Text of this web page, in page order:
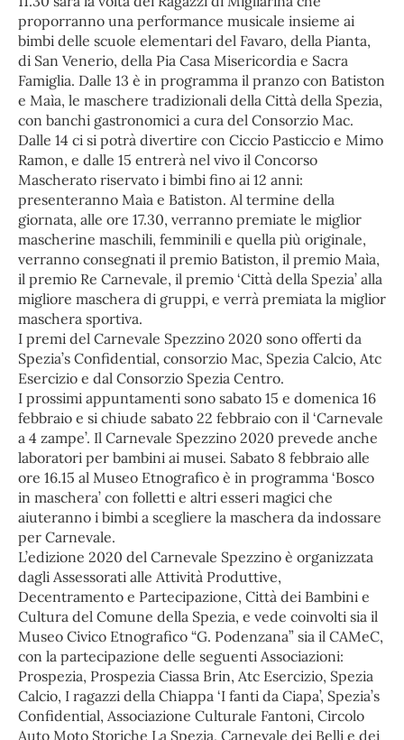
proporranno una performance musicale insieme ai
bimbi delle scuole elementari del Favaro, della Pianta,
di San Venerio, della Pia Casa Misericordia e Sacra
Famiglia. Dalle 13 è in programma il pranzo con Batiston
e Maìa, le maschere tradizionali della Città della Spezia,
con banchi gastronomici a cura del Consorzio Mac.
Dalle 14 ci si potrà divertire con Ciccio Pasticcio e Mimo
Ramon, e dalle 15 entrerà nel vivo il Concorso
Mascherato riservato i bimbi fino ai 12 anni:
presenteranno Maìa e Batiston. Al termine della
giornata, alle ore 17.30, verranno premiate le miglior
mascherine maschili, femminili e quella più originale,
verranno consegnati il premio Batiston, il premio Maìa,
il premio Re Carnevale, il premio ‘Città della Spezia’ alla
migliore maschera di gruppi, e verrà premiata la miglior
maschera sportiva.
I premi del Carnevale Spezzino 2020 sono offerti da
Spezia’s Confidential, consorzio Mac, Spezia Calcio, Atc
Esercizio e dal Consorzio Spezia Centro.
I prossimi appuntamenti sono sabato 15 e domenica 16
febbraio e si chiude sabato 22 febbraio con il ‘Carnevale
a 4 zampe’. Il Carnevale Spezzino 2020 prevede anche
laboratori per bambini ai musei. Sabato 8 febbraio alle
ore 16.15 al Museo Etnografico è in programma ‘Bosco
in maschera’ con folletti e altri esseri magici che
aiuteranno i bimbi a scegliere la maschera da indossare
per Carnevale.
L’edizione 2020 del Carnevale Spezzino è organizzata
dagli Assessorati alle Attività Produttive,
Decentramento e Partecipazione, Città dei Bambini e
Cultura del Comune della Spezia, e vede coinvolti sia il
Museo Civico Etnografico “G. Podenzana” sia il CAMeC,
con la partecipazione delle seguenti Associazioni:
Prospezia, Prospezia Ciassa Brin, Atc Esercizio, Spezia
Calcio, I ragazzi della Chiappa ‘I fanti da Ciapa’, Spezia’s
Confidential, Associazione Culturale Fantoni, Circolo
Auto Moto Storiche La Spezia, Carnevale dei Belli e dei